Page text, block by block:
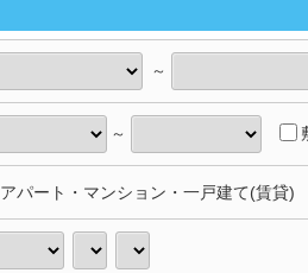
～
～
アパート・マンション・一戸建て(賃貸)